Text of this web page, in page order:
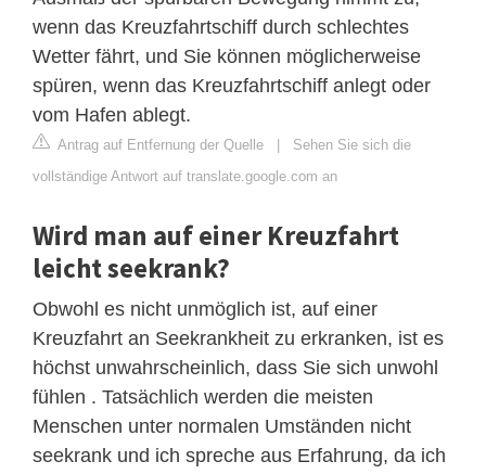
wenn das Kreuzfahrtschiff durch schlechtes
Wetter fährt, und Sie können möglicherweise
spüren, wenn das Kreuzfahrtschiff anlegt oder
vom Hafen ablegt.
Antrag auf Entfernung der Quelle
Sehen Sie sich die
vollständige Antwort auf translate.google.com an
Wird man auf einer Kreuzfahrt
leicht seekrank?
Obwohl es nicht unmöglich ist, auf einer
Kreuzfahrt an Seekrankheit zu erkranken, ist es
höchst unwahrscheinlich, dass Sie sich unwohl
fühlen . Tatsächlich werden die meisten
Menschen unter normalen Umständen nicht
seekrank und ich spreche aus Erfahrung, da ich